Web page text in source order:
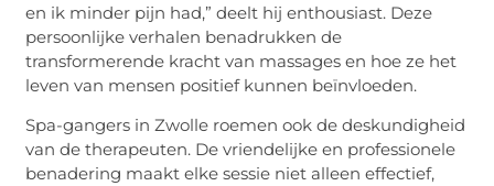
en ik minder pijn had,” deelt hij enthousiast. Deze
persoonlijke verhalen benadrukken de
transformerende kracht van massages en hoe ze het
leven van mensen positief kunnen beïnvloeden.
Spa-gangers in Zwolle roemen ook de deskundigheid
van de therapeuten. De vriendelijke en professionele
benadering maakt elke sessie niet alleen effectief,